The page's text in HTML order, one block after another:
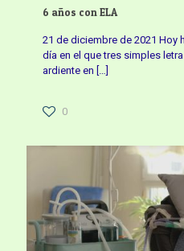
6 años con ELA
21 de diciembre de 2021 Hoy
día en el que tres simples
ardiente en […]
0